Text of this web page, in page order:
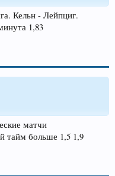
Кельн - Лейпциг.
1,83
матчи
тайм больше 1,5 1,9